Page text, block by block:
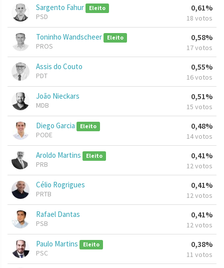
Sargento Fahur Eleito
PSD
0,61%
18 votos
Toninho Wandscheer Eleito
PROS
0,58%
17 votos
Assis do Couto
PDT
0,55%
16 votos
João Nieckars
MDB
0,51%
15 votos
Diego Garcia Eleito
PODE
0,48%
14 votos
Aroldo Martins Eleito
PRB
0,41%
12 votos
Célio Rogrigues
PRTB
0,41%
12 votos
Rafael Dantas
PSB
0,41%
12 votos
Paulo Martins Eleito
PSC
0,38%
11 votos